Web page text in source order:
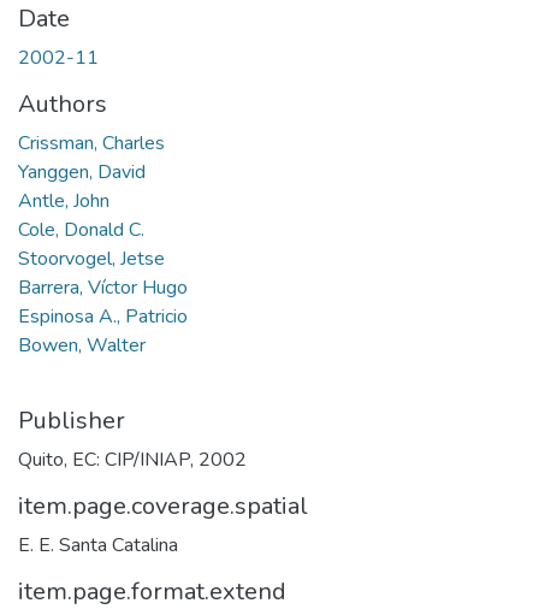
Date
2002-11
Authors
Crissman, Charles
Yanggen, David
Antle, John
Cole, Donald C.
Stoorvogel, Jetse
Barrera, Víctor Hugo
Espinosa A., Patricio
Bowen, Walter
Publisher
Quito, EC: CIP/INIAP, 2002
item.page.coverage.spatial
E. E. Santa Catalina
item.page.format.extend